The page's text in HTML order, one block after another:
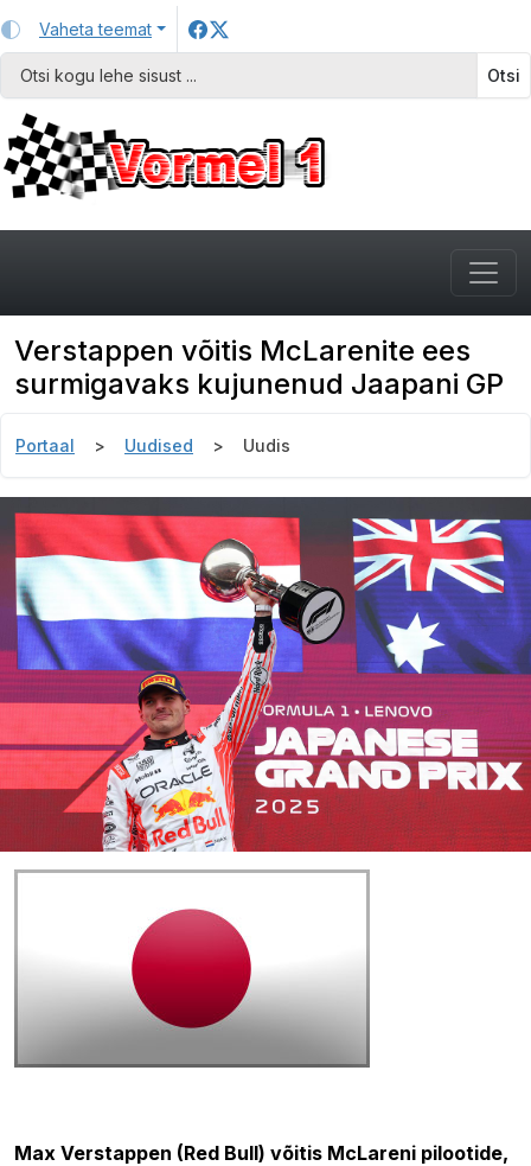
Vaheta teemat
Otsi
Verstappen võitis McLarenite ees
surmigavaks kujunenud Jaapani GP
Portaal Uudised Uudis
Max Verstappen (Red Bull) võitis McLareni pilootide,